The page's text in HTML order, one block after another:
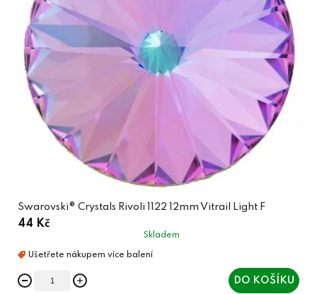
Swarovski® Crystals Rivoli 1122 12mm Vitrail Light F
44 Kč
Skladem
DO KOŠÍKU